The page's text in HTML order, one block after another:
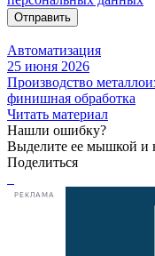
Отправить
Автоматизация
25 июня 2026
Производство
финишная обработка
Читать материал
Нашли ошибку?
Выделите ее мышкой и
Поделиться
РЕКЛАМА